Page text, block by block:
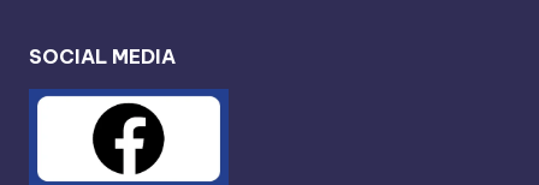
SOCIAL MEDIA